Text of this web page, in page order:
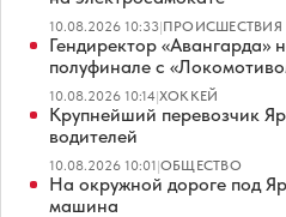
10.08.2026 10:33|ПРОИСШЕСТВИЯ
Гендиректор «Авангарда»
полуфинале с
10.08.2026 10:14|ХОККЕЙ
Крупнейший перевозчик
водителей
10.08.2026 10:01|ОБЩЕСТВО
На окружной дороге под
машина